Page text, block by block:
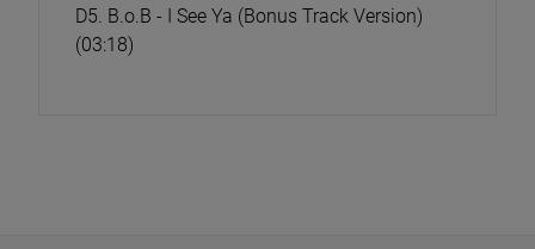
D5. B.o.B - I See Ya (Bonus Track Version)
(03:18)